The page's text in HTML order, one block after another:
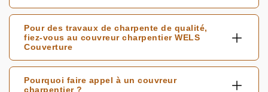
Pour des travaux de charpente de qualité,
fiez-vous au couvreur charpentier WELS
Couverture
Pourquoi faire appel à un couvreur
charpentier ?